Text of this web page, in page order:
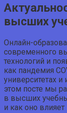
высших
Онлайн-
современного
технологий и
как пандемия
университетах и
этом посте мы
в высших
и как оно